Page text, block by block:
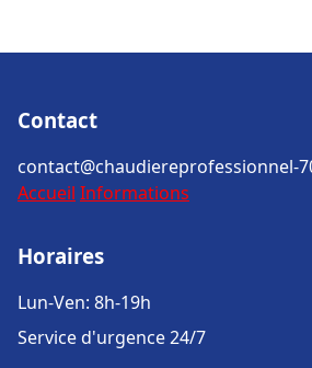
Contact
contact@chaudiereprofessionnel-
Accueil Informations
Horaires
Lun-Ven: 8h-19h
Service d'urgence 24/7